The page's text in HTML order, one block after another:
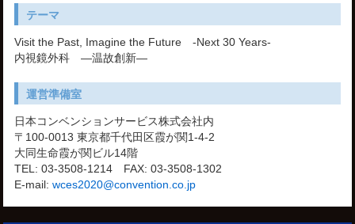
テーマ
Visit the Past, Imagine the Future -Next 30 Years-
内視鏡外科 ―温故創新―
運営準備室
日本コンベンションサービス株式会社内
〒100-0013 東京都千代田区霞が関1-4-2
大同生命霞が関ビル14階
TEL: 03-3508-1214 FAX: 03-3508-1302
E-mail: wces2020@convention.co.jp